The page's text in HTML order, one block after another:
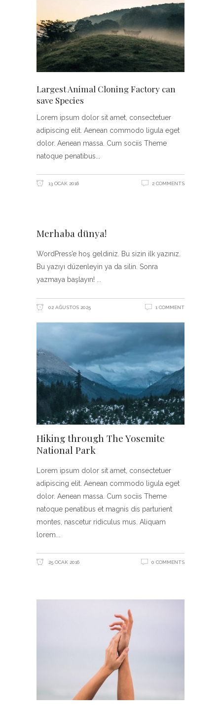
Largest Animal Cloning Factory can
save Species
Lorem ipsum dolor sit amet, consectetuer
adipiscing elit. Aenean commodo ligula eget
dolor. Aenean massa. Cum sociis Theme
natoque penatibus
13 OCAK 2016 2 COMMENTS
Merhaba dünya!
WordPress’e hoş geldiniz. Bu sizin ilk yazınız.
Bu yazıyı düzenleyin ya da silin. Sonra
yazmaya başlayın!
02 AĞUSTOS 2025 1 COMMENT
Hiking through The Yosemite
National Park
Lorem ipsum dolor sit amet, consectetuer
adipiscing elit. Aenean commodo ligula eget
dolor. Aenean massa. Cum sociis Theme
natoque penatibus et magnis dis parturient
montes, nascetur ridiculus mus. Aliquam
lorem
25 OCAK 2016 0 COMMENTS